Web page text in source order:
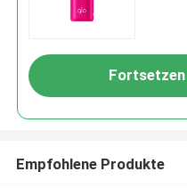
Fortsetzen
Empfohlene Produkte